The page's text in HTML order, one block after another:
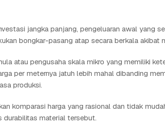
jangka panjang, pengeluaran awal yang
bongkar-pasang atap secara berkala akibat
atau pengusaha skala mikro yang memiliki
per meternya jatuh lebih mahal dibanding
produksi.
komparasi harga yang rasional dan tidak
durabilitas material tersebut.